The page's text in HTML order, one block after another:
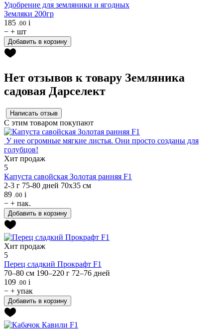
Удобрение для земляники и ягодных
Земляки 200гр
185 .00 i
− + шт
Добавить в корзину
Нет отзывов к товару Земляника
садовая Дарселект
Написать отзыв
С этим товаром покупают
У нее огромные мягкие листья. Они просто созданы для
голубцов!
Хит продаж
5
Капуста савойская Золотая ранняя F1
2-3 г 75-80 дней 70х35 см
89 .00 i
− + пак.
Добавить в корзину
Хит продаж
5
Перец сладкий Прокрафт F1
70–80 см 190–220 г 72–76 дней
109 .00 i
− + упак
Добавить в корзину